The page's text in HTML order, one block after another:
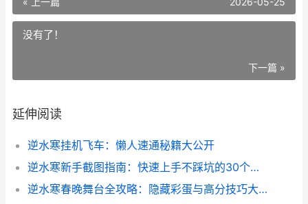
没有了！
下一篇 »
延伸阅读
逆水寒挂机飞车：懒人速通秘籍大公开
逆水寒新手截图指南：快速上手不踩坑的30个技巧
逆水寒春晚舞台全攻略：隐藏彩蛋与高分技巧大公开